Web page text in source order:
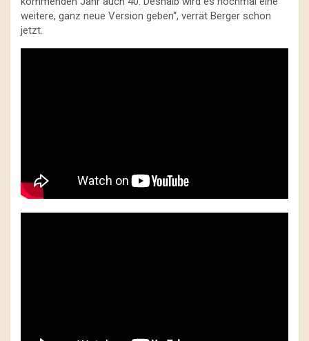
weitere, ganz neue Version geben“, verrät Berger schon
jetzt.